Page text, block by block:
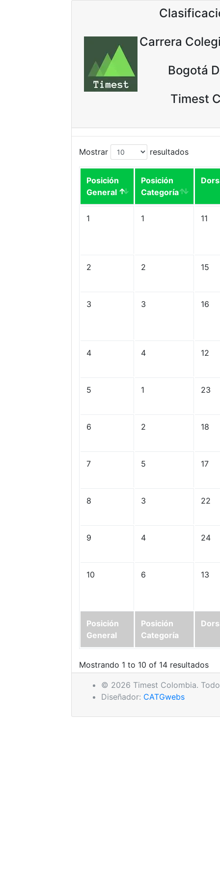
Carrera
Bogotá
Timest
Mostrar resultados
Posición
General
Posición
Categoría
Posición
General
Posición
Categoría
1 1 11
2 2 15
3 3 16
4 4 12
5 1 23
6 2 18
7 5 17
8 3 22
9 4 24
10 6 13
Mostrando 1 to 10 of 14 resultados
© 2026 Timest Colombia.
Diseñador: CATGwebs